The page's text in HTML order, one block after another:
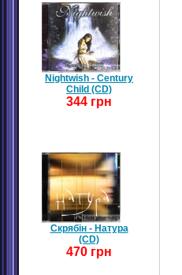
Nightwish - Century
Child (CD)
344 грн
Скрябін - Натура
(CD)
470 грн